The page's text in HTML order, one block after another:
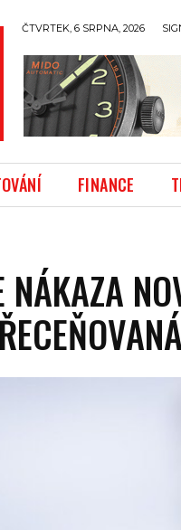
ČTVRTEK, 6 SRPNA, 2026
FINANCE
NÁKAZA